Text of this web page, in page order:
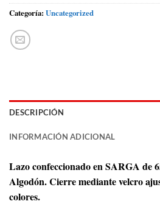
Categoría: Uncategorized
DESCRIPCIÓN
INFORMACIÓN ADICIONAL
Lazo confeccionado en SARGA de
Algodón. Cierre mediante velcro
colores.